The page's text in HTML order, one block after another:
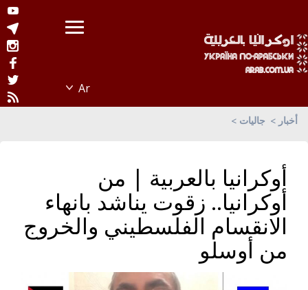
أخبار جاليات
أوكرانيا بالعربية | من
أوكرانيا.. زقوت يناشد بانهاء
الانقسام الفلسطيني والخروج
من أوسلو